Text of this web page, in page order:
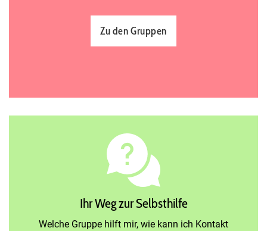
Zu den Gruppen
Ihr Weg zur Selbsthilfe
Welche Gruppe hilft mir, wie kann ich Kontakt